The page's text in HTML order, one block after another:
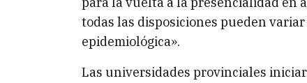
todas las disposiciones pueden
epidemiológica».
Las universidades provinciales